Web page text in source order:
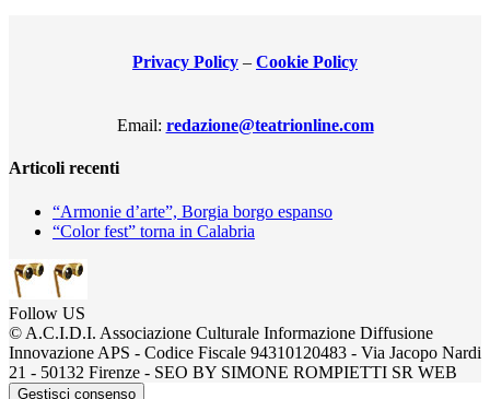
Privacy Policy – Cookie Policy
Email: redazione@teatrionline.com
Articoli recenti
“Armonie d’arte”, Borgia borgo espanso
“Color fest” torna in Calabria
Follow US
© A.C.I.D.I. Associazione Culturale Informazione Diffusione
Innovazione APS - Codice Fiscale 94310120483 - Via Jacopo Nardi
21 - 50132 Firenze - SEO BY SIMONE ROMPIETTI SR WEB
Gestisci consenso